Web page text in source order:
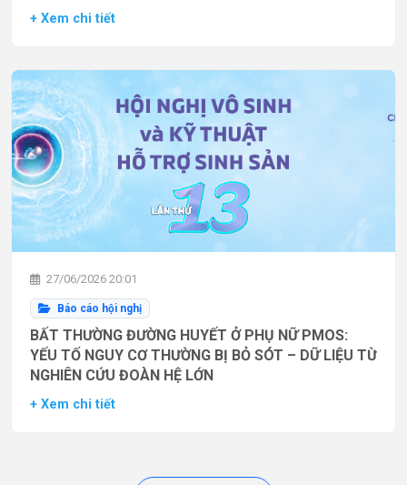
+ Xem chi tiết
27/06/2026 20:01
Báo cáo hội nghị
BẤT THƯỜNG ĐƯỜNG HUYẾT Ở PHỤ NỮ PMOS:
YẾU TỐ NGUY CƠ THƯỜNG BỊ BỎ SÓT – DỮ LIỆU TỪ
NGHIÊN CỨU ĐOÀN HỆ LỚN
+ Xem chi tiết